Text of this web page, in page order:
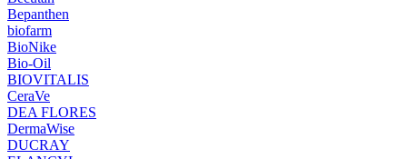
Bepanthen
biofarm
BioNike
Bio-Oil
BIOVITALIS
CeraVe
DEA FLORES
DermaWise
DUCRAY